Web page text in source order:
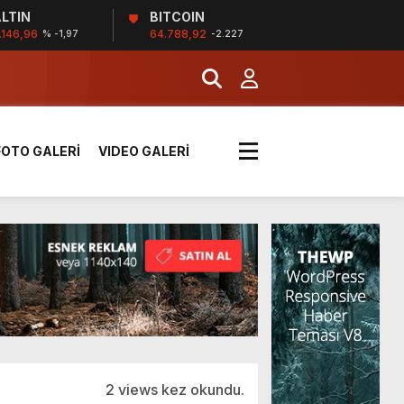
% -1,97
BITCOIN
64.788,92 -2.227
sırada
paylaştı
GALERİ VIDEO GALERİ
2 views kez okundu.